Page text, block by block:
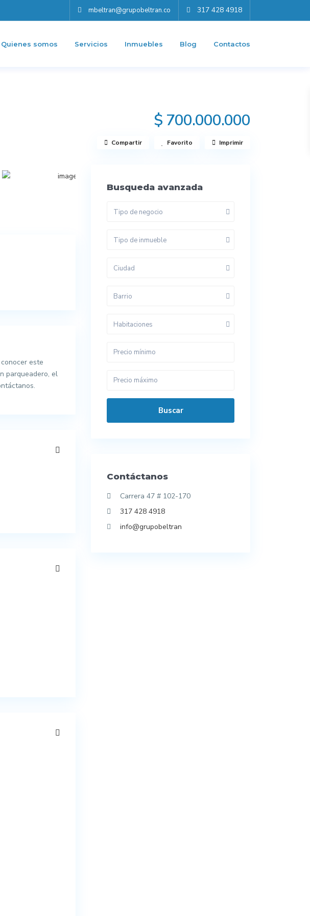
mbeltran@grupobeltran.co 317 428 4918
Quienes somos Servicios Inmuebles Blog Contactos
$ 700.000.000
Compartir Favorito Imprimir
este
parqueadero, el
Busqueda avanzada
Tipo de negocio
Tipo de inmueble
Ciudad
Barrio
Habitaciones
Buscar
Contáctanos
Carrera 47 # 102-170
317 428 4918
info@grupobeltran